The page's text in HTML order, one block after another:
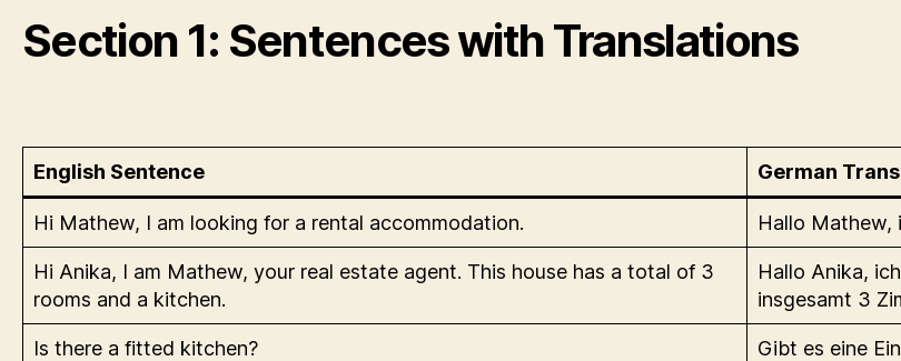
Section 1: Sentences with Translations
English Sentence German
Hi Mathew, I am looking for a rental accommodation. Hallo Mathew,
Hi Anika, I am Mathew, your real estate agent. This house has a total of 3
rooms and a kitchen.
Hallo Anika,
insgesamt 3
Is there a fitted kitchen? Gibt es eine